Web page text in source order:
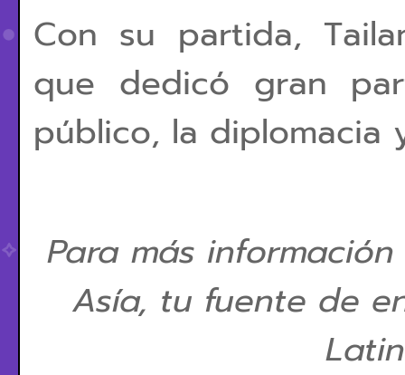
Con su partida,
que dedicó gran
público, la diplomacia
Para más
Asía, tu fuente de